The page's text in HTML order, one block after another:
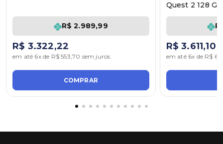
R$ 3.322,22
R$ 2.989,99
em até 6x de R$ 553,70 sem juros
COMPRAR
Quest 2 128 GB
R$ 3.611,10
em até 6x de R$